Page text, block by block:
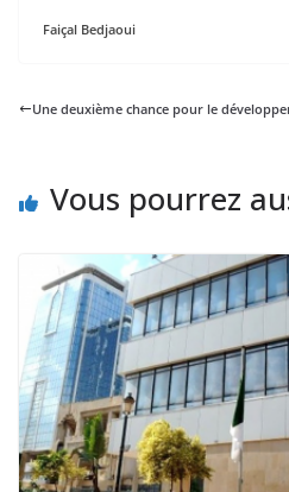
Faiçal Bedjaoui
Une deuxième chance pour le
Vous pourrez